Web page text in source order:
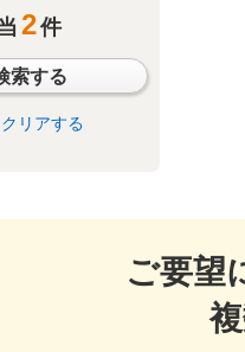
2件
索する
リアする
ご要望